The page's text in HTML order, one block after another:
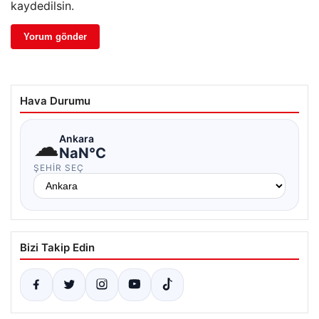
kaydedilsin.
Hava Durumu
☁Ankara
NaN°C
ŞEHIR SEÇ
Bizi Takip Edin